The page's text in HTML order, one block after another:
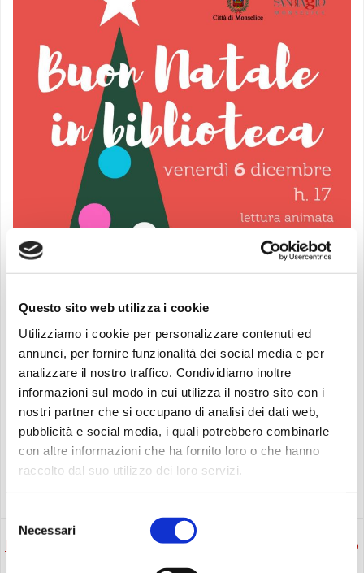
Questo sito web utilizza i cookie
Utilizziamo i cookie per personalizzare contenuti ed
annunci, per fornire funzionalità dei social media e per
analizzare il nostro traffico. Condividiamo inoltre
informazioni sul modo in cui utilizza il nostro sito con i
nostri partner che si occupano di analisi dei dati web,
pubblicità e social media, i quali potrebbero combinarle
con altre informazioni che ha fornito loro o che hanno
raccolto dal suo utilizzo dei loro servizi.
del
consenso
Necessari
Post
Post
Successivo